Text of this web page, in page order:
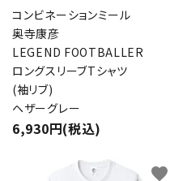
コンビネーションミール
奥寺康彦
LEGEND FOOTBALLER
ロングスリーブTシャツ
(袖リブ)
ヘザーグレー
6,930円(税込)
favorite